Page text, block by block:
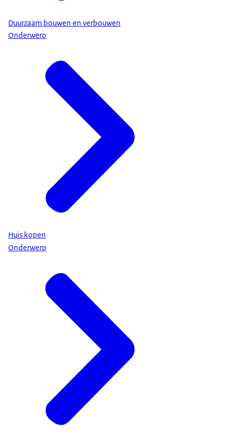
Duurzaam bouwen en verbouwen
Onderwerp
Huis kopen
Onderwerp